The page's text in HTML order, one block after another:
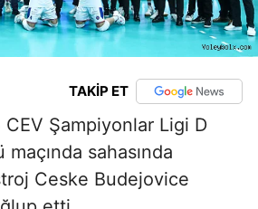
TAKİP ET
Şampiyonlar Ligi D
sahasında
Ceske Budejovice